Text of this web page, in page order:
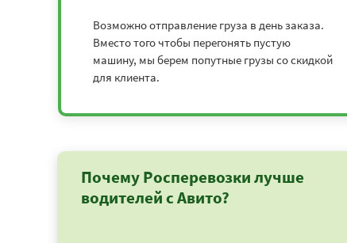
Возможно отправление груза в день заказа.
Вместо того чтобы перегонять пустую
машину, мы берем попутные грузы со скидкой
для клиента.
Почему Росперевозки лучше
водителей с Авито?